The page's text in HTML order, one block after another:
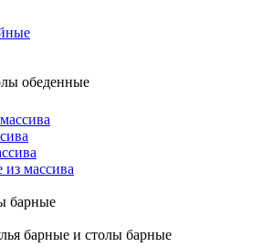
обеденные
массива
барные
барные и столы барные